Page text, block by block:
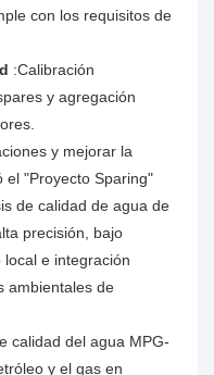
con los requisitos de
:Calibración
y agregación
y mejorar la
el "Proyecto Sparing"
de calidad de agua de
precisión, bajo
e integración
ambientales de